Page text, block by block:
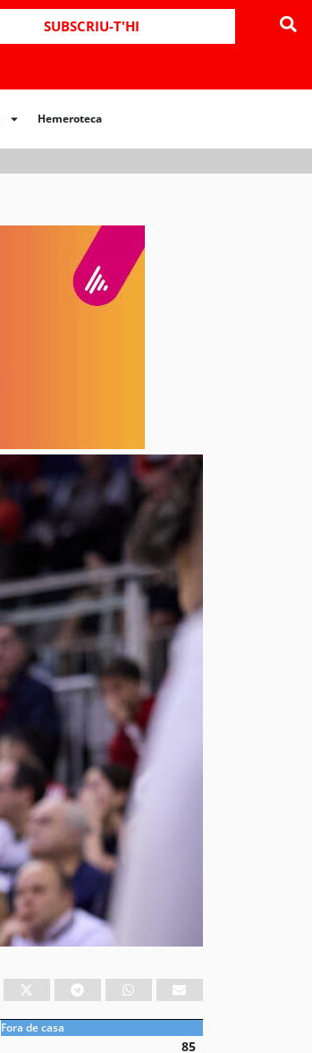
SUBSCRIU-T'HI
Hemeroteca
Hemeroteca
Fora de casa
85